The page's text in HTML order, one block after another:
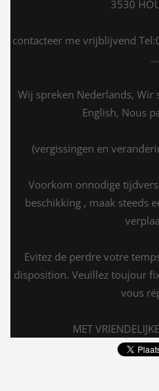
3530
contacteer me vrijblijvend
...
Wij spreken Nederlands, Wir
English, Nous
(vergissingen en
Voorkom onnodige
beschikking , maak steeds
Evitez de perdre votre
disposition. Veuillez toujour
vous
MET